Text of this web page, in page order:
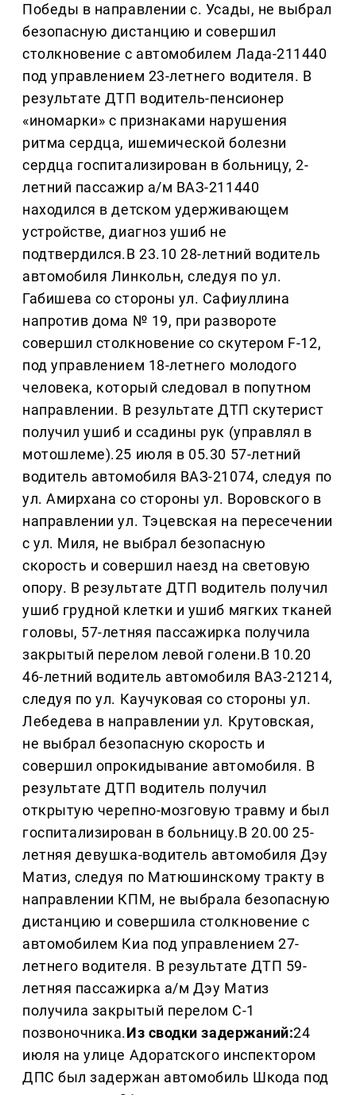
Победы в направлении с. Усады, не выбрал
безопасную дистанцию и совершил
столкновение с автомобилем Лада-211440
под управлением 23-летнего водителя. В
результате ДТП водитель-пенсионер
«иномарки» с признаками нарушения
ритма сердца, ишемической болезни
сердца госпитализирован в больницу, 2-
летний пассажир а/м ВАЗ-211440
находился в детском удерживающем
устройстве, диагноз ушиб не
подтвердился.В 23.10 28-летний водитель
автомобиля Линкольн, следуя по ул.
Габишева со стороны ул. Сафиуллина
напротив дома № 19, при развороте
совершил столкновение со скутером F-12,
под управлением 18-летнего молодого
человека, который следовал в попутном
направлении. В результате ДТП скутерист
получил ушиб и ссадины рук (управлял в
мотошлеме).25 июля в 05.30 57-летний
водитель автомобиля ВАЗ-21074, следуя по
ул. Амирхана со стороны ул. Воровского в
направлении ул. Тэцевская на пересечении
с ул. Миля, не выбрал безопасную
скорость и совершил наезд на световую
опору. В результате ДТП водитель получил
ушиб грудной клетки и ушиб мягких тканей
головы, 57-летняя пассажирка получила
закрытый перелом левой голени.В 10.20
46-летний водитель автомобиля ВАЗ-21214,
следуя по ул. Каучуковая со стороны ул.
Лебедева в направлении ул. Крутовская,
не выбрал безопасную скорость и
совершил опрокидывание автомобиля. В
результате ДТП водитель получил
открытую черепно-мозговую травму и был
госпитализирован в больницу.В 20.00 25-
летняя девушка-водитель автомобиля Дэу
Матиз, следуя по Матюшинскому тракту в
направлении КПМ, не выбрала безопасную
дистанцию и совершила столкновение с
автомобилем Киа под управлением 27-
летнего водителя. В результате ДТП 59-
летняя пассажирка а/м Дэу Матиз
получила закрытый перелом С-1
позвоночника.Из сводки задержаний:24
июля на улице Адоратского инспектором
ДПС был задержан автомобиль Шкода под